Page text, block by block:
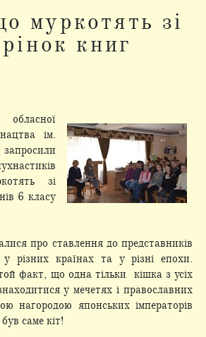
муркотять зі
книг
ім.
зі
6 класу
про ставлення до представників
у різних країнах та у різні епохи.
факт, що одна тільки кішка з усіх
у мечетях і православних
нагородою японських імператорів
саме кіт!